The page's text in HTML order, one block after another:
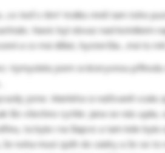
teď s tím? Koliks mně tam toho
Navíc byl obvaz nad kotníkem
a co má dělat, hysterčila....má to
Vymyslela jsem srdceryvnou příhodu
jsme. Markéta si naštvaně vzala
všechno rychle. Jana se nás ujala,
ta byla i na šlapce a tam kde byla
noha musí zpět do sádry a že se to